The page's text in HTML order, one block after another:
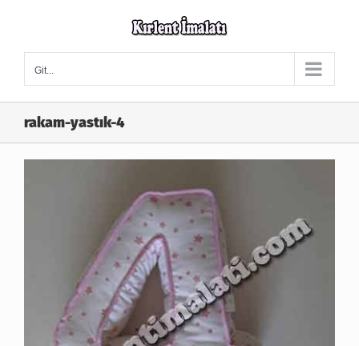
Git...
rakam-yastık-4